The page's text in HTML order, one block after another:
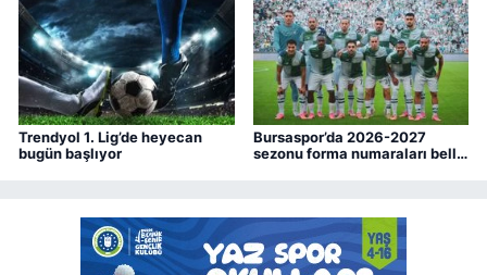
Trendyol 1. Lig’de heyecan
bugün başlıyor
Bursaspor’da 2026-2027
sezonu forma numaraları belli